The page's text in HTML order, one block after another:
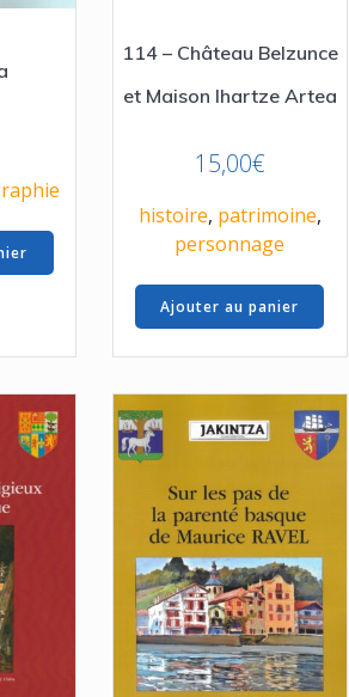
114 – Château Belzunce
et Maison Ihartze Artea
15,00€
histoire, patrimoine,
personnage
Ajouter au panier